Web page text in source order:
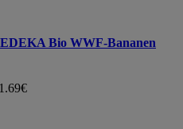
Bio WWF-Bananen